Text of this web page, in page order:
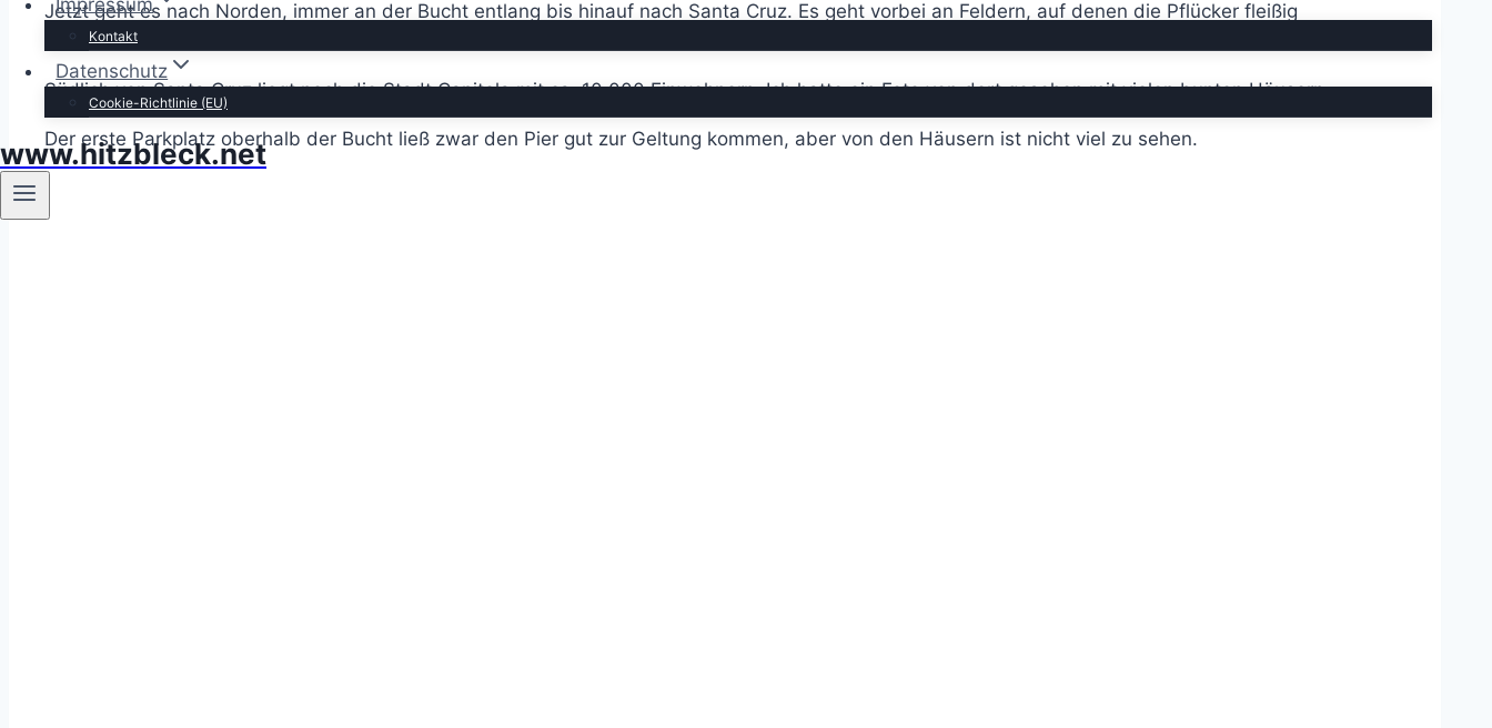
Impressum
Kontakt
Datenschutz
Cookie-Richtlinie (EU)
www.hitzbleck.net
Jetzt geht es nach Norden, immer an der Bucht entlang bis hinauf nach Santa Cruz. Es geht vorbei an Feldern, auf denen die Pflücker fleißig
arbeiten/ernten.
Südlich von Santa Cruz liegt noch die Stadt Capitola mit ca. 10.000 Einwohnern. Ich hatte ein Foto von dort gesehen mit vielen bunten Häusern.
Der erste Parkplatz oberhalb der Bucht ließ zwar den Pier gut zur Geltung kommen, aber von den Häusern ist nicht viel zu sehen.